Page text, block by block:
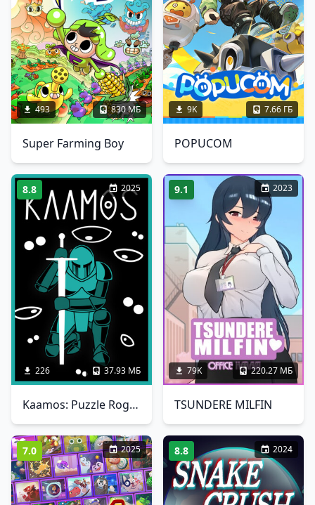
493 830 МБ
Super Farming Boy
9K 7.66 ГБ
POPUCOM
8.8 2025
226 37.93 МБ
Kaamos: Puzzle Roguelike
9.1 2023
79K 220.27 МБ
TSUNDERE MILFIN
7.0 2025 8.8 2024